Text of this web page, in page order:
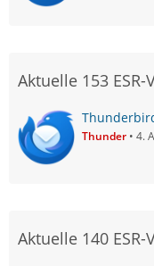
Aktuelle 153 ESR-
Thunder 4.
Aktuelle 140 ESR-